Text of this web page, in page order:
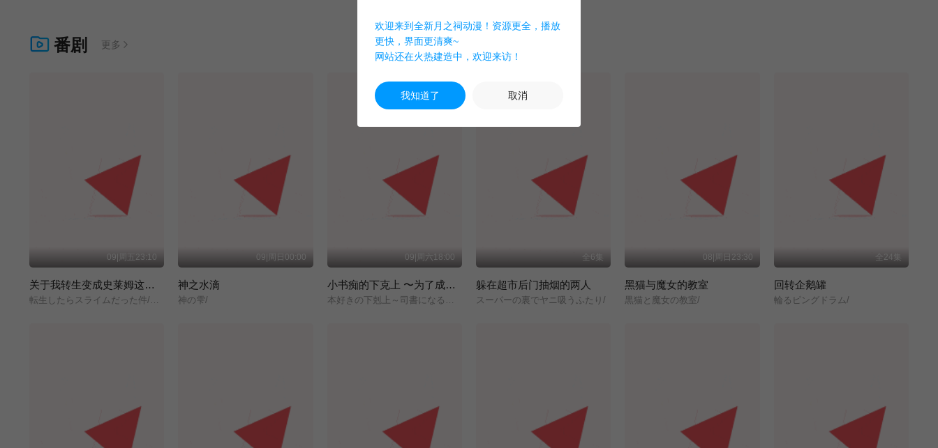
番剧 更多
09|周五23:10
关于我转生变成史莱姆这档事 第四季
転生したらスライムだった件/第4期/
09|周日00:00
神之水滴
神の雫/
09|周六18:00
小书痴的下克上 〜为了成为图书管理员而不择手段〜 领主的养女
本好きの下剋上～司書になるためには手段を選んでいられません～/領主の養女/
全6集
躲在超市后门抽烟的两人
スーパーの裏でヤニ吸うふたり/
08|周日23:30
黑猫与魔女的教室
黒猫と魔女の教室/
全24集
回转企鹅罐
輪るピングドラム/
欢迎来到全新月之祠动漫！资源更全，播放
更快，界面更清爽~
网站还在火热建造中，欢迎来访！
我知道了 取消